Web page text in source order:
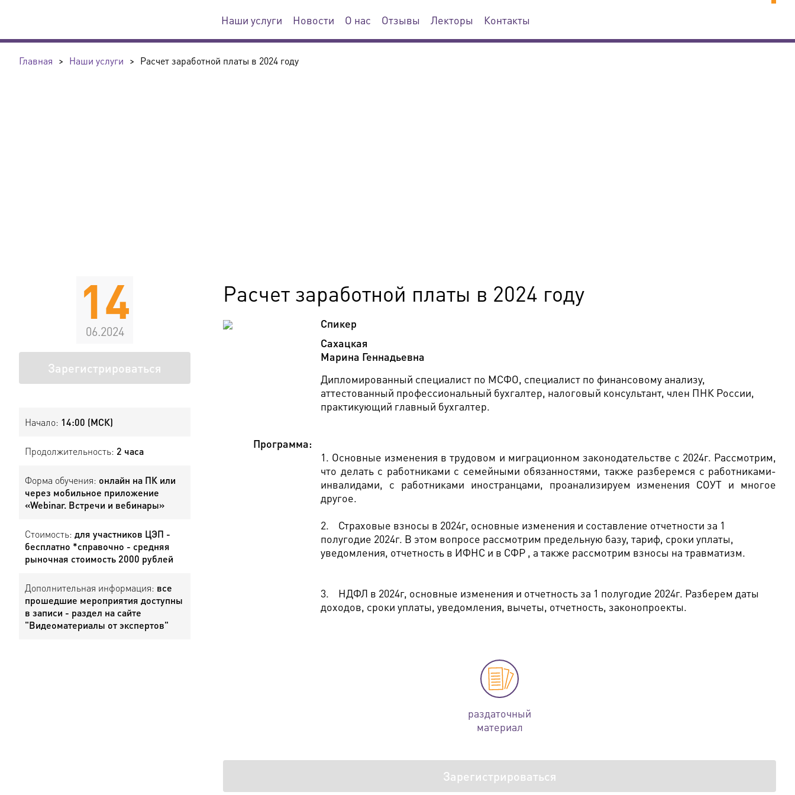
Наши услуги Новости О нас Отзывы Лекторы Контакты
Главная > Наши услуги > Расчет заработной платы в 2024 году
14
06.2024
Зарегистрироваться
Начало: 14:00 (МСК)
Продолжительность: 2 часа
Форма обучения: онлайн на ПК или
через мобильное приложение
«Webinar. Встречи и вебинары»
Стоимость: для участников ЦЭП -
бесплатно *справочно - средняя
рыночная стоимость 2000 рублей
Дополнительная информация: все
прошедшие мероприятия доступны
в записи - раздел на сайте
"Видеоматериалы от экспертов"
Расчет заработной платы в 2024 году
Спикер
Сахацкая
Марина Геннадьевна
Дипломированный специалист по МСФО, специалист по финансовому анализу,
аттестованный профессиональный бухгалтер, налоговый консультант, член ПНК России,
практикующий главный бухгалтер.
Программа:
1. Основные изменения в трудовом и миграционном законодательстве с 2024г. Рассмотрим,
что делать с работниками с семейными обязанностями, также разберемся с работниками-
инвалидами, с работниками иностранцами, проанализируем изменения СОУТ и многое
другое.
2. Страховые взносы в 2024г, основные изменения и составление отчетности за 1
полугодие 2024г. В этом вопросе рассмотрим предельную базу, тариф, сроки уплаты,
уведомления, отчетность в ИФНС и в СФР , а также рассмотрим взносы на травматизм.
3. НДФЛ в 2024г, основные изменения и отчетность за 1 полугодие 2024г. Разберем даты
доходов, сроки уплаты, уведомления, вычеты, отчетность, законопроекты.
раздаточный
материал
Зарегистрироваться